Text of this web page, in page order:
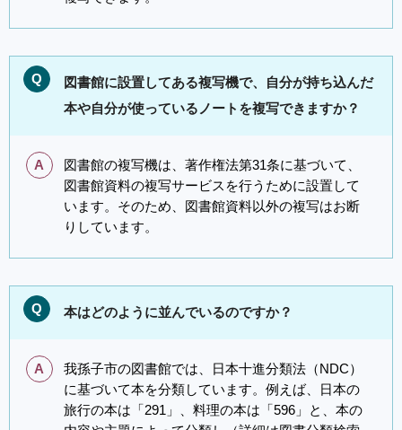
Q
図書館に設置してある複写機で、自分が持ち込んだ
本や自分が使っているノートを複写できますか？
A
図書館の複写機は、著作権法第31条に基づいて、
図書館資料の複写サービスを行うために設置して
います。そのため、図書館資料以外の複写はお断
りしています。
Q 本はどのように並んでいるのですか？
A
我孫子市の図書館では、日本十進分類法（NDC）
に基づいて本を分類しています。例えば、日本の
旅行の本は「291」、料理の本は「596」と、本の